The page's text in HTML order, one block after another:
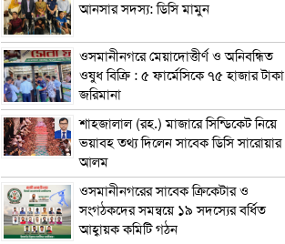
আনসার সদস্য: ডিসি মামুন
ওসমানীনগরে মেয়াদোত্তীর্ণ ও অনিবন্ধিত
ওষুধ বিক্রি : ৫ ফার্মেসিকে ৭৫ হাজার টাকা
জরিমানা
শাহজালাল (রহ.) মাজারে সিন্ডিকেট নিয়ে
ভয়াবহ তথ্য দিলেন সাবেক ডিসি সারোয়ার
আলম
ওসমানীনগরের সাবেক ক্রিকেটার ও
সংগঠকদের সমন্বয়ে ১৯ সদস্যের বর্ধিত
আহ্বায়ক কমিটি গঠন